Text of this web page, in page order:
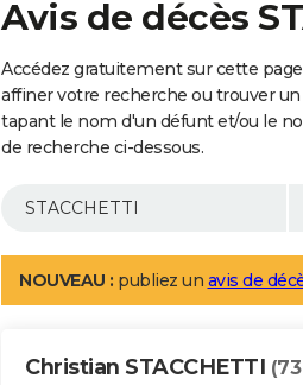
Avis de décès
Accédez gratuitement sur cette page
affiner votre recherche ou trouver
tapant le nom d'un défunt et/ou le
de recherche ci-dessous.
NOUVEAU : publiez un avis de
Christian STACCHETTI